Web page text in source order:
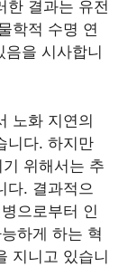
한 결과는 유전
학적 수명 연
을 시사합니
노화 지연의
니다. 하지만
위해서는 추
다. 결과적으
으로부터 인
하게 하는 혁
지니고 있습니